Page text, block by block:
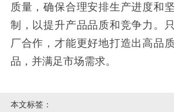
质量，确保合理安排生产进度和
制，以提升产品品质和竞争力。
厂合作，才能更好地打造出高品
品，并满足市场需求。
本文标签：